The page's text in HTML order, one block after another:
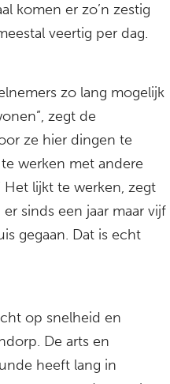
komen er zo’n zestig
veertig per dag.
zo lang mogelijk
zegt de
ze hier dingen te
werken met andere
Het lijkt te werken, zegt
sinds een jaar maar vijf
gegaan. Dat is echt
op snelheid en
De arts en
heeft lang in